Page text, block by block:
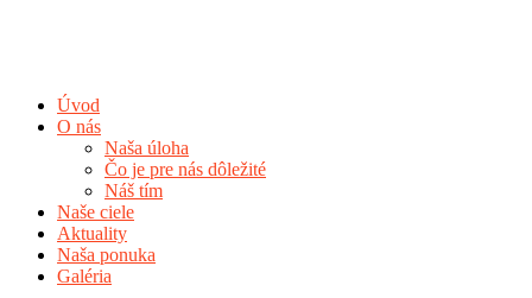
Úvod
O nás
Naša úloha
Čo je pre nás dôležité
Náš tím
Naše ciele
Aktuality
Naša ponuka
Galéria